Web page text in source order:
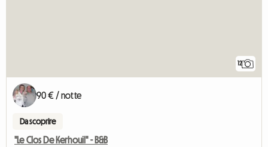
12
90 € / notte
Da scoprire
"Le Clos De Kerhouil" - B&B